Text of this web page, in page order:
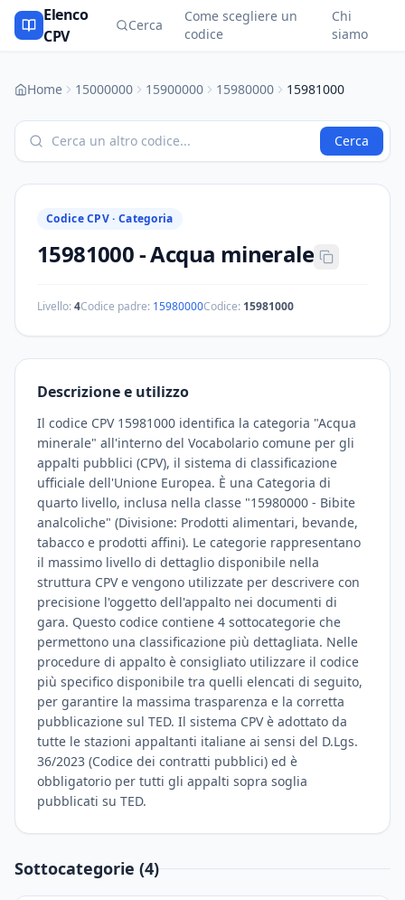
Elenco
CPV
Cerca
Come scegliere un
codice
Chi
siamo
Home 15000000 15900000 15980000 15981000
Cerca
Codice CPV · Categoria
15981000-Acqua minerale
Livello:4Codice padre: 15980000Codice: 15981000
Descrizione e utilizzo
Il codice CPV 15981000 identifica la categoria "Acqua
minerale" all'interno del Vocabolario comune per gli
appalti pubblici (CPV), il sistema di classificazione
ufficiale dell'Unione Europea. È una Categoria di
quarto livello, inclusa nella classe "15980000 - Bibite
analcoliche" (Divisione: Prodotti alimentari, bevande,
tabacco e prodotti affini). Le categorie rappresentano
il massimo livello di dettaglio disponibile nella
struttura CPV e vengono utilizzate per descrivere con
precisione l'oggetto dell'appalto nei documenti di
gara. Questo codice contiene 4 sottocategorie che
permettono una classificazione più dettagliata. Nelle
procedure di appalto è consigliato utilizzare il codice
più specifico disponibile tra quelli elencati di seguito,
per garantire la massima trasparenza e la corretta
pubblicazione sul TED. Il sistema CPV è adottato da
tutte le stazioni appaltanti italiane ai sensi del D.Lgs.
36/2023 (Codice dei contratti pubblici) ed è
obbligatorio per tutti gli appalti sopra soglia
pubblicati su TED.
Sottocategorie (4)